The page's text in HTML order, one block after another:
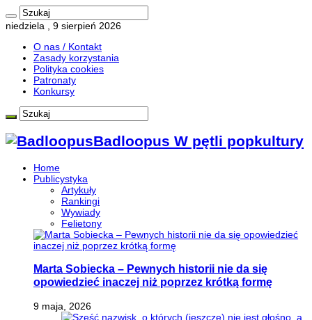
niedziela , 9 sierpień 2026
O nas / Kontakt
Zasady korzystania
Polityka cookies
Patronaty
Konkursy
Badloopus W pętli popkultury
Home
Publicystyka
Artykuły
Rankingi
Wywiady
Felietony
Marta Sobiecka – Pewnych historii nie da się
opowiedzieć inaczej niż poprzez krótką formę
9 maja, 2026